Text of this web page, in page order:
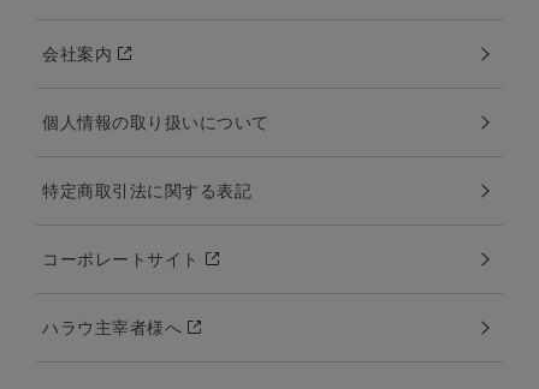
会社案内
個人情報の取り扱いについて
特定商取引法に関する表記
コーポレートサイト
ハラウ主宰者様へ